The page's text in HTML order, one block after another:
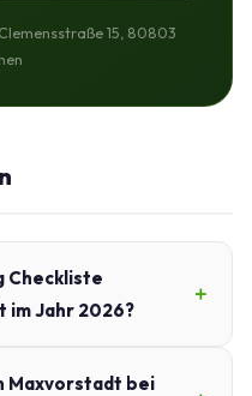
15, 80803
Checkliste
im Jahr 2026?
Maxvorstadt bei